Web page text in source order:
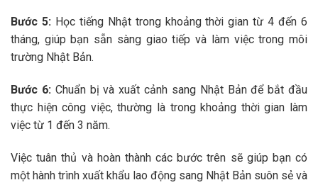
Bước 5:Học tiếng Nhật trong khoảng thời gian từ 4 đến 6
tháng, giúp bạn sẵn sàng giao tiếp và làm việc trong môi
trường Nhật Bản.
Bước 6: Chuẩn bị và xuất cảnh sang Nhật Bản để bắt đầu
thực hiện công việc, thường là trong khoảng thời gian làm
việc từ 1 đến 3 năm.
Việc tuân thủ và hoàn thành các bước trên sẽ giúp bạn có
một hành trình xuất khẩu lao động sang Nhật Bản suôn sẻ và